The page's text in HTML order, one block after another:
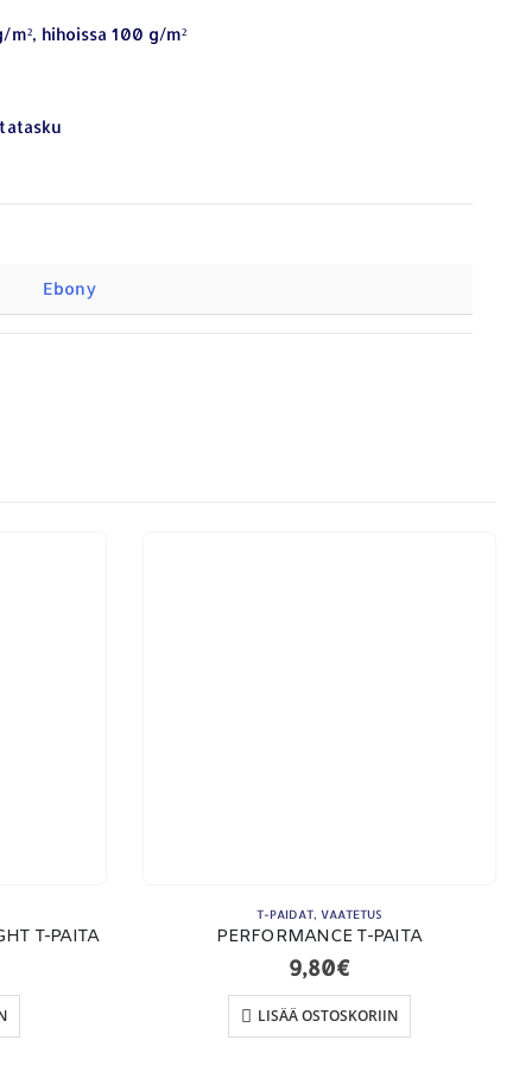
hihoissa 100 g/m²
Ebony
T-PAITA
T-PAIDAT,VAATETUS
PERFORMANCE T-PAITA
9,80€
LISÄÄ OSTOSKORIIN